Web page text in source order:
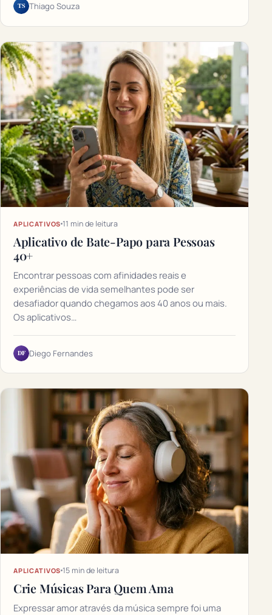
TS Thiago Souza
APLICATIVOS 11 min de leitura
Aplicativo de Bate-Papo para Pessoas
40+
Encontrar pessoas com afinidades reais e
experiências de vida semelhantes pode ser
desafiador quando chegamos aos 40 anos ou mais.
Os aplicativos…
DF Diego Fernandes
APLICATIVOS 15 min de leitura
Crie Músicas Para Quem Ama
Expressar amor através da música sempre foi uma